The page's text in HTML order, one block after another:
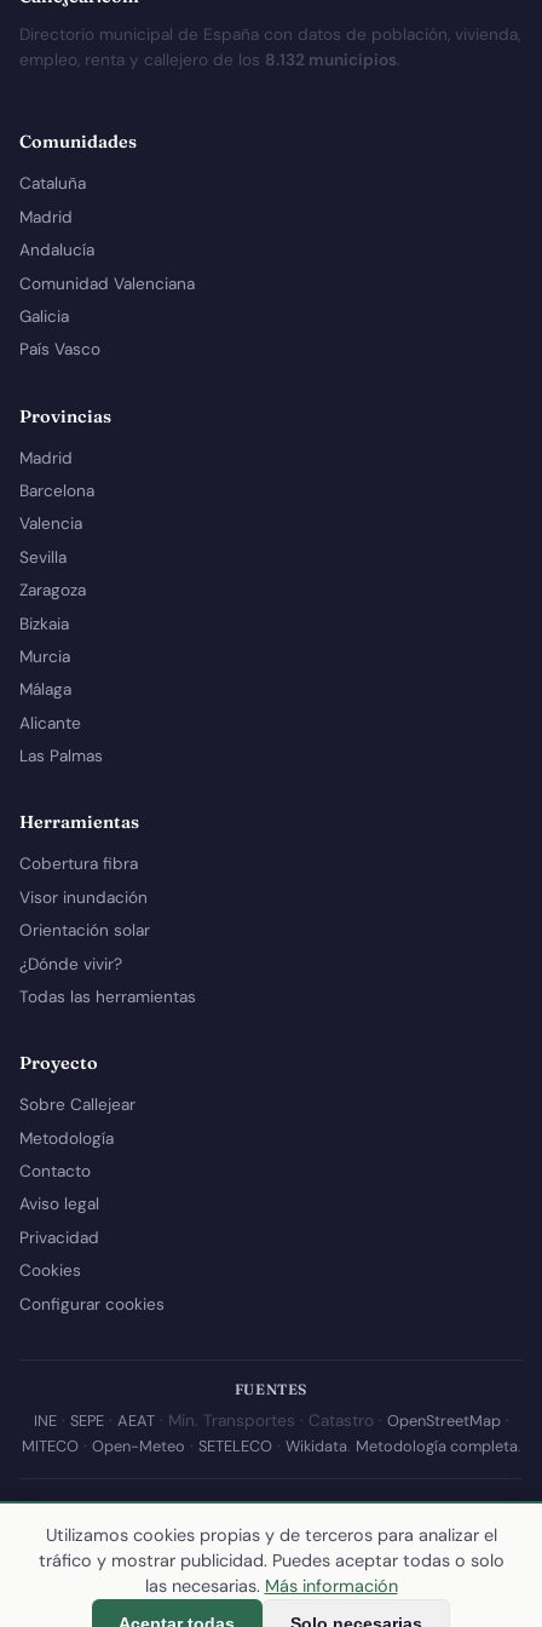
Directorio municipal de España con datos de población, vivienda,
empleo, renta y callejero de los 8.132 municipios.
Comunidades
Cataluña
Madrid
Andalucía
Comunidad Valenciana
Galicia
País Vasco
Provincias
Madrid
Barcelona
Valencia
Sevilla
Zaragoza
Bizkaia
Murcia
Málaga
Alicante
Las Palmas
Herramientas
Cobertura fibra
Visor inundación
Orientación solar
¿Dónde vivir?
Todas las herramientas
Proyecto
Sobre Callejear
Metodología
Contacto
Aviso legal
Privacidad
Cookies
Configurar cookies
FUENTES
INE· SEPE· AEAT· Min. Transportes · Catastro · OpenStreetMap·
MITECO· Open-Meteo · SETELECO· Wikidata. Metodología completa.
© 2026 Callejear.com — Directorio municipal de España con datos
abiertos. Desarrollado y mantenido porYoel Castaño.
Última actualización de esta página:10 de julio de 2026
calculamos los datos
Utilizamos cookies propias y de terceros para analizar el
tráfico y mostrar publicidad. Puedes aceptar todas o solo
las necesarias. Más información
Aceptar todas Solo necesarias